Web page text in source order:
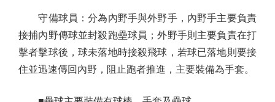
守備球員：分為內野手與外野手，內野手主要負責
接捕內野傳球並封殺跑壘球員；外野手則主要負責在打
擊者擊球後，球未落地時接殺飛球，若球已落地則要接
住並迅速傳回內野，阻止跑者推進，主要裝備為手套。